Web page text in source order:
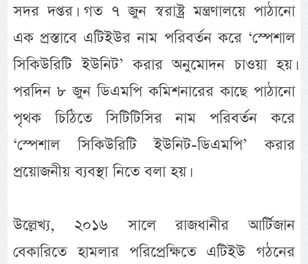
সদর দপ্তর। গত ৭ জুন স্বরাষ্ট্র মন্ত্রণালয়ে পাঠানো
এক প্রস্তাবে এটিইউর নাম পরিবর্তন করে ‘স্পেশাল
সিকিউরিটি ইউনিট’ করার অনুমোদন চাওয়া হয়।
পরদিন ৮ জুন ডিএমপি কমিশনারের কাছে পাঠানো
পৃথক চিঠিতে সিটিটিসির নাম পরিবর্তন করে
‘স্পেশাল সিকিউরিটি ইউনিট-ডিএমপি’ করার
প্রয়োজনীয় ব্যবস্থা নিতে বলা হয়।
উল্লেখ্য, ২০১৬ সালে রাজধানীর আর্টিজান
বেকারিতে হামলার পরিপ্রেক্ষিতে এটিইউ গঠনের